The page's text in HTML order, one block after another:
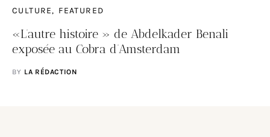
CULTURE FEATURED
«L’autre histoire » de Abdelkader Benali
exposée au Cobra d’Amsterdam
BY LA RÉDACTION